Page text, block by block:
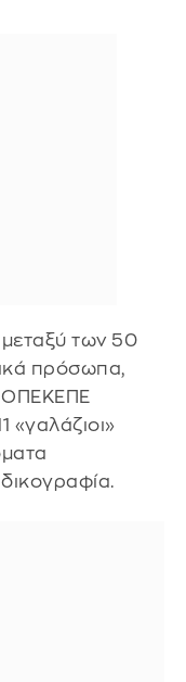
μεταξύ των 50
πρόσωπα,
ΟΠΕΚΕΠΕ
«γαλάζιοι»